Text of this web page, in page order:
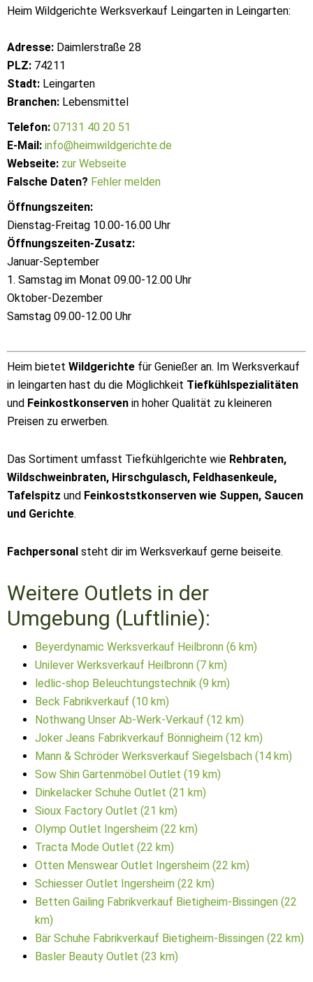
Heim Wildgerichte Werksverkauf Leingarten in Leingarten:
Adresse: Daimlerstraße 28
PLZ: 74211
Stadt: Leingarten
Branchen: Lebensmittel
Telefon: 07131 40 20 51
E-Mail: info@heimwildgerichte.de
Webseite: zur Webseite
Falsche Daten? Fehler melden
Öffnungszeiten:
Dienstag-Freitag 10.00-16.00 Uhr
Öffnungszeiten-Zusatz:
Januar-September
1. Samstag im Monat 09.00-12.00 Uhr
Oktober-Dezember
Samstag 09.00-12.00 Uhr
Heim bietet Wildgerichte für Genießer an. Im Werksverkauf
in leingarten hast du die Möglichkeit Tiefkühlspezialitäten
und Feinkostkonserven in hoher Qualität zu kleineren
Preisen zu erwerben.
Das Sortiment umfasst Tiefkühlgerichte wie Rehbraten,
Wildschweinbraten, Hirschgulasch, Feldhasenkeule,
Tafelspitz und Feinkoststkonserven wie Suppen, Saucen
und Gerichte.
Fachpersonal steht dir im Werksverkauf gerne beiseite.
Weitere Outlets in der
Umgebung (Luftlinie):
Beyerdynamic Werksverkauf Heilbronn (6 km)
Unilever Werksverkauf Heilbronn (7 km)
ledlic-shop Beleuchtungstechnik (9 km)
Beck Fabrikverkauf (10 km)
Nothwang Unser Ab-Werk-Verkauf (12 km)
Joker Jeans Fabrikverkauf Bönnigheim (12 km)
Mann & Schröder Werksverkauf Siegelsbach (14 km)
Sow Shin Gartenmöbel Outlet (19 km)
Dinkelacker Schuhe Outlet (21 km)
Sioux Factory Outlet (21 km)
Olymp Outlet Ingersheim (22 km)
Tracta Mode Outlet (22 km)
Otten Menswear Outlet Ingersheim (22 km)
Schiesser Outlet Ingersheim (22 km)
Betten Gailing Fabrikverkauf Bietigheim-Bissingen (22
km)
Bär Schuhe Fabrikverkauf Bietigheim-Bissingen (22 km)
Basler Beauty Outlet (23 km)